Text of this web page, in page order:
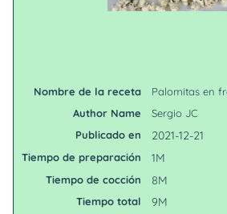
Nombre de la receta
Palomitas en
Author Name
Sergio JC
Publicado en
2021-12-21
Tiempo de preparación 1M
Tiempo de cocción 8M
Tiempo total 9M